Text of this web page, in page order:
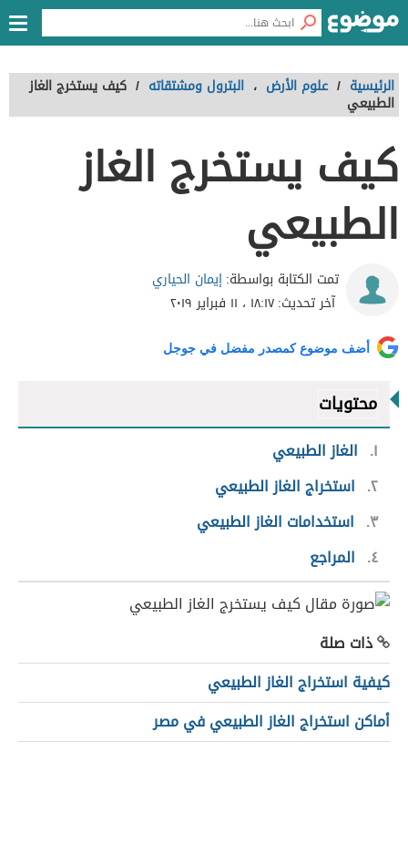
الرئيسية / علوم الأرض ، البترول ومشتقاته / كيف يستخرج الغاز
الطبيعي
كيف يستخرج الغاز
الطبيعي
تمت الكتابة بواسطة:إيمان الحياري
آخر تحديث:١٨:١٧ ، ١١ فبراير ٢٠١٩
أضف موضوع كمصدر مفضل في جوجل
محتويات
١
الغاز الطبيعي
٢ استخراج الغاز الطبيعي
٣
استخدامات الغاز الطبيعي
٤
المراجع
ذات صلة
كيفية استخراج الغاز الطبيعي
أماكن استخراج الغاز الطبيعي في مصر